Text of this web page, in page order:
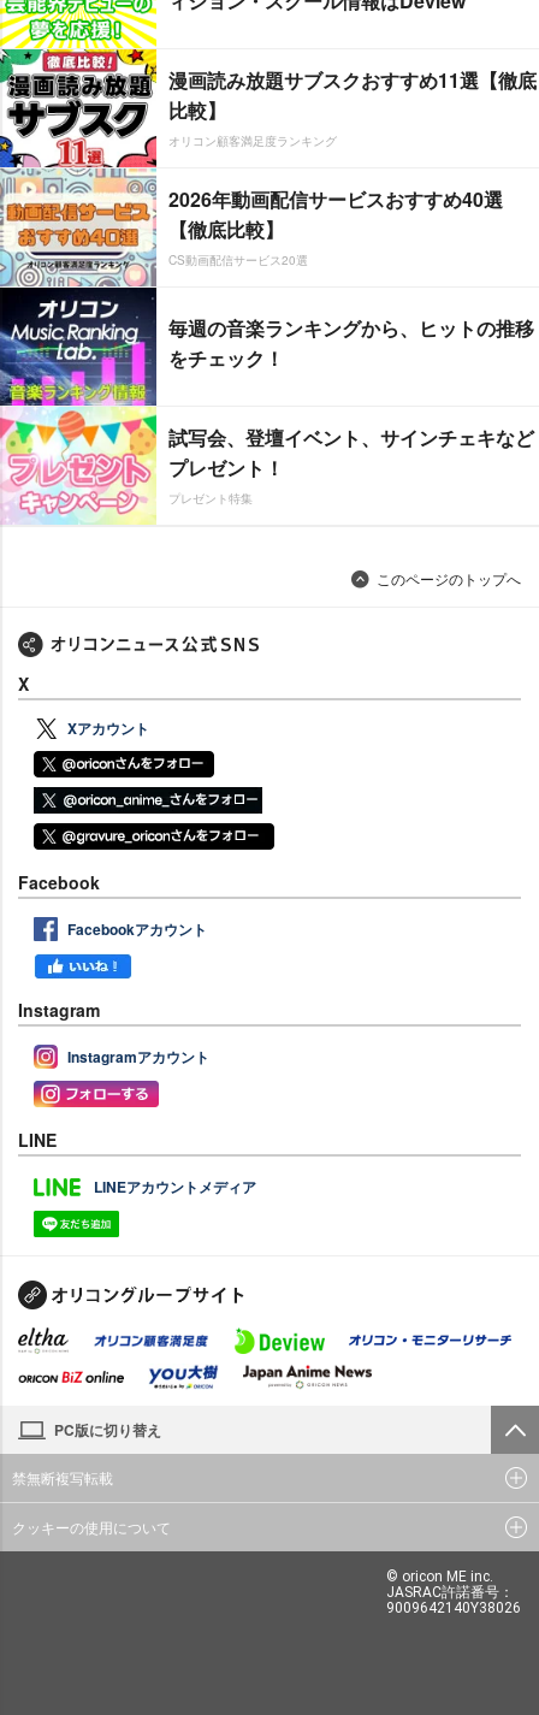
漫画読み放題サブスクおすすめ11選【徹底
比較】
オリコン顧客満足度ランキング
2026年動画配信サービスおすすめ40選
【徹底比較】
CS動画配信サービス20選
毎週の音楽ランキングから、ヒットの推移
をチェック！
試写会、登壇イベント、サインチェキなど
プレゼント！
プレゼント特集
このページのトップへ
X
Xアカウント
Facebook
Facebookアカウント
Instagram
Instagramアカウント
LINE
LINEアカウントメディア
PC版に切り替え
禁無断複写転載
クッキーの使用について
© oricon ME inc.
JASRAC許諾番号：
9009642140Y38026